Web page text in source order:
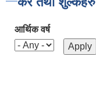
आर्थिक वर्ष